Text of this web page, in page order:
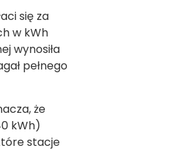
się za
w kWh
wynosiła
pełnego
że
kWh)
stacje